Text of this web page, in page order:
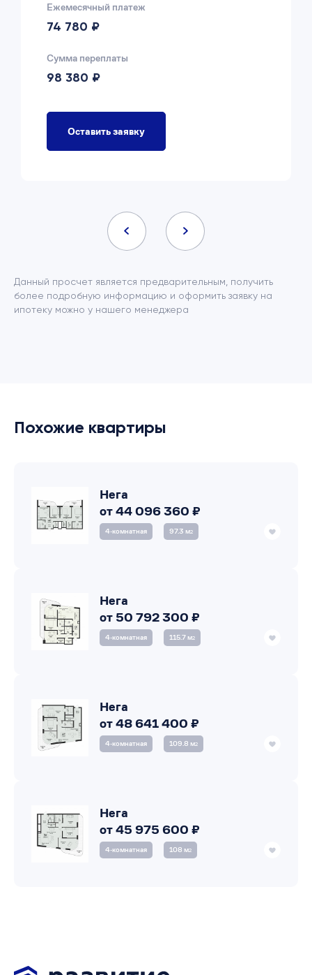
Ежемесячный платеж
74 780 ₽
Сумма переплаты
98 380 ₽
Оставить заявку
Данный просчет является предварительным, получить
более подробную информацию и оформить заявку на
ипотеку можно у нашего менеджера
Похожие квартиры
Нега
от 44 096 360 ₽
4‑комнатная 97.3 м2
Нега
от 50 792 300 ₽
4‑комнатная 115.7 м2
Нега
от 48 641 400 ₽
4‑комнатная 109.8 м2
Нега
от 45 975 600 ₽
4‑комнатная 108 м2